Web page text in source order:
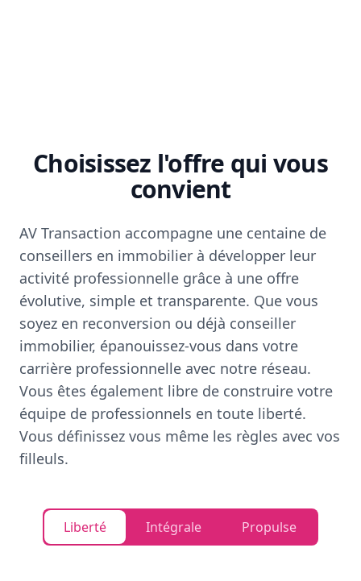
Choisissez l'offre qui vous
convient
AV Transaction accompagne une centaine de
conseillers en immobilier à développer leur
activité professionnelle grâce à une offre
évolutive, simple et transparente. Que vous
soyez en reconversion ou déjà conseiller
immobilier, épanouissez-vous dans votre
carrière professionnelle avec notre réseau.
Vous êtes également libre de construire votre
équipe de professionnels en toute liberté.
Vous définissez vous même les règles avec vos
filleuls.
Liberté Intégrale Propulse